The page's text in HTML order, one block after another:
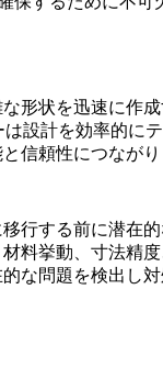
形状を迅速に作
設計を効率的に
信頼性につながり
行する前に潜在
材料挙動 、寸法精
な問題を検出し